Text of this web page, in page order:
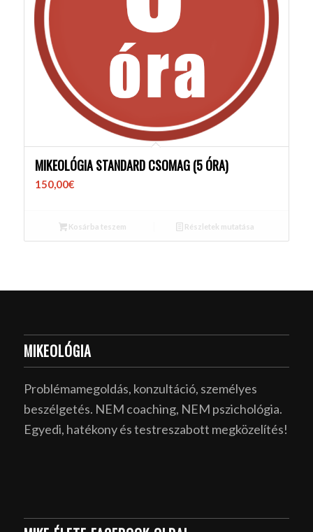
MIKEOLÓGIA STANDARD CSOMAG (5 ÓRA)
150,00€
Kosárba teszem Részletek mutatása
MIKEOLÓGIA
Problémamegoldás, konzultáció, személyes
beszélgetés. NEM coaching, NEM pszichológia.
Egyedi, hatékony és testreszabott megközelítés!